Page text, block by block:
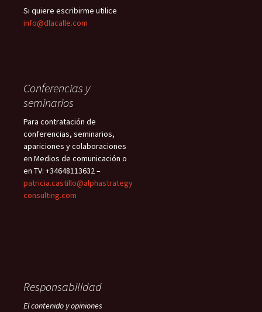
Si quiere escribirme utilice
info@dlacalle.com
Conferencias y
seminarios
Para contratación de
conferencias, seminarios,
apariciones y colaboraciones
en Medios de comunicación o
en TV: +34648113632 –
patricia.castillo@alphastrategy
consulting.com
Responsabilidad
El contenido y opiniones